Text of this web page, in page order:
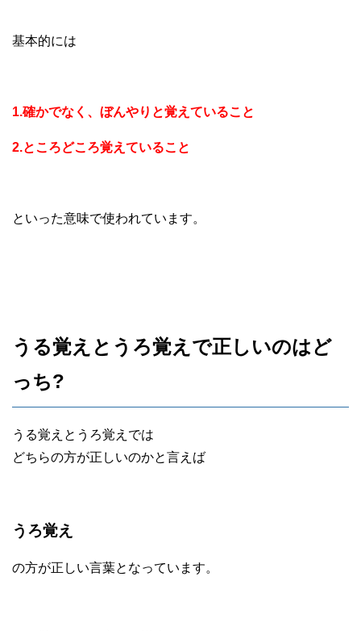
基本的には
1.確かでなく、ぼんやりと覚えていること
2.ところどころ覚えていること
といった意味で使われています。
うる覚えとうろ覚えで正しいのはど
っち?
うる覚えとうろ覚えでは
どちらの方が正しいのかと言えば
うろ覚え
の方が正しい言葉となっています。